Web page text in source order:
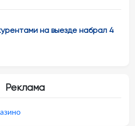
на выезде набрал 4
Реклама